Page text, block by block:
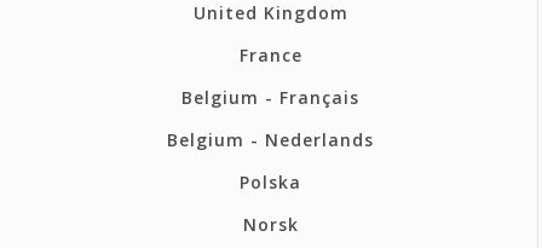
United Kingdom
France
Belgium - Français
Belgium - Nederlands
Polska
Norsk